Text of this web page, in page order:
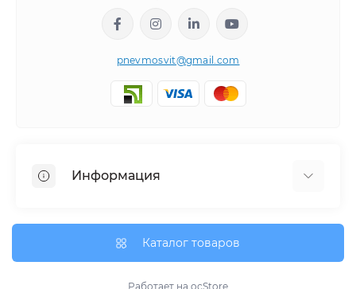
pnevmosvit@gmail.com
Информация
Политика безопасности
Условия соглашения
Каталог товаров
Работает на ocStore